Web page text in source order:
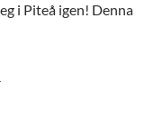
i Piteå igen! Denna